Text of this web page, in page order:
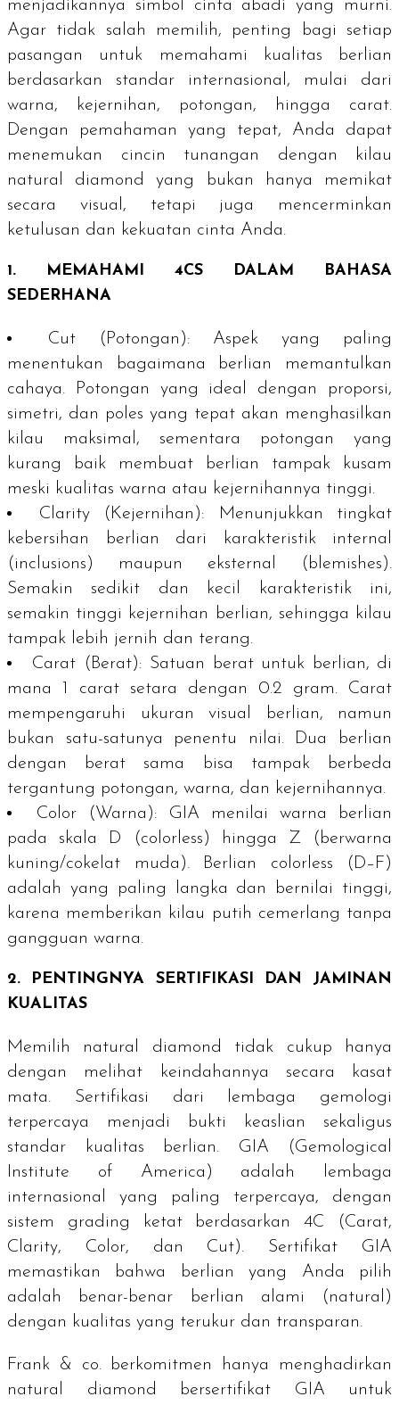
menjadikannya simbol cinta abadi yang murni.
Agar tidak salah memilih, penting bagi setiap
pasangan untuk memahami kualitas berlian
berdasarkan standar internasional, mulai dari
warna, kejernihan, potongan, hingga carat.
Dengan pemahaman yang tepat, Anda dapat
menemukan cincin tunangan dengan kilau
natural diamondyang bukan hanya memikat
secara visual, tetapi juga mencerminkan
ketulusan dan kekuatan cinta Anda.
1. MEMAHAMI 4CS DALAM BAHASA
SEDERHANA
Cut (Potongan): Aspek yang paling
menentukan bagaimana berlian memantulkan
cahaya. Potongan yang ideal dengan proporsi,
simetri, dan poles yang tepat akan menghasilkan
kilau maksimal, sementara potongan yang
kurang baik membuat berlian tampak kusam
meski kualitas warna atau kejernihannya tinggi.
Clarity
(Kejernihan): Menunjukkan tingkat
kebersihan berlian dari karakteristik internal
(inclusions ) maupun eksternal ( blemishes ).
Semakin sedikit dan kecil karakteristik ini,
semakin tinggi kejernihan berlian, sehingga kilau
tampak lebih jernih dan terang.
Carat (Berat): Satuan berat untuk berlian, di
mana 1 carat setara dengan 0.2 gram. Carat
mempengaruhi ukuran visual berlian, namun
bukan satu-satunya penentu nilai. Dua berlian
dengan berat sama bisa tampak berbeda
tergantung potongan, warna, dan kejernihannya.
Color
(Warna): GIA menilai warna berlian
pada skala D (colorless ) hingga Z (berwarna
kuning/cokelat muda). Berlian colorless
(D–F)
adalah yang paling langka dan bernilai tinggi,
karena memberikan kilau putih cemerlang tanpa
gangguan warna.
2. PENTINGNYA SERTIFIKASI DAN JAMINAN
KUALITAS
Memilih natural diamond tidak cukup hanya
dengan melihat keindahannya secara kasat
mata. Sertifikasi dari lembaga gemologi
terpercaya menjadi bukti keaslian sekaligus
standar kualitas berlian. GIA (Gemological
Institute of America) adalah lembaga
internasional yang paling terpercaya, dengan
sistem grading ketat berdasarkan 4C (Carat,
Clarity, Color, dan Cut). Sertifikat GIA
memastikan bahwa berlian yang Anda pilih
adalah benar-benar berlian alami ( natural )
dengan kualitas yang terukur dan transparan.
Frank & co. berkomitmen hanya menghadirkan
natural diamond bersertifikat GIA untuk